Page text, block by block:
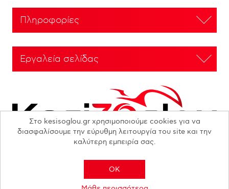
Πληροφορίες
Εργαλεία σελίδας
Copyright © 2026 N. KESISOGLOU S.A. - All rights reserved
Στο kesisoglou.gr χρησιμοποιούμε cookies για να
διασφαλίσουμε την εύρυθμη λειτουργία του site και την
καλύτερη εμπειρία σας.
OK